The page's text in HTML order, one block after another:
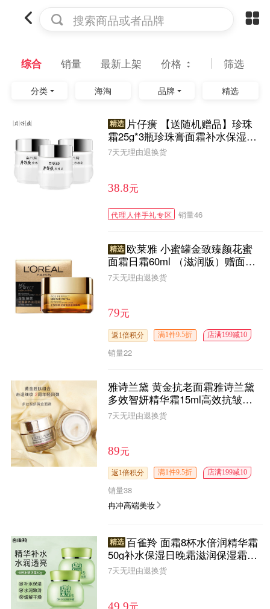
搜索商品或者品牌
综合 销量 最新上架 价格 筛选
分类 海淘 品牌 精选
精选 片仔癀 【送随机赠品】珍珠
霜25g*3瓶珍珠膏面霜补水保湿滋
润皇后面霜套装男女适用 PZH
7天无理由退换货
38.8元
代理人伴手礼专区 销量46
精选 欧莱雅 小蜜罐金致臻颜花蜜
面霜日霜60ml （滋润版）赠面霜
挖勺 全新升级 紧致保湿滋润淡化
细纹抗皱面霜
7天无理由退换货
79元
返1倍积分 满1件9.5折 店满199减10
销量22
雅诗兰黛 黄金抗老面霜雅诗兰黛
多效智妍精华霜15ml高效抗皱补
水弹嫩面霜中大样正品 非卖品标
7天无理由退换货
89元
返1倍积分 满1件9.5折 店满199减10
销量38
冉冲高端美妆
精选 百雀羚 面霜8杯水倍润精华霜
50g补水保湿日晚霜滋润保湿霜擦
脸油男女士护肤品GYJ15
7天无理由退换货
49.9元